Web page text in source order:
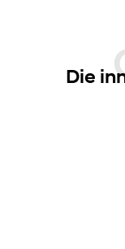
Die